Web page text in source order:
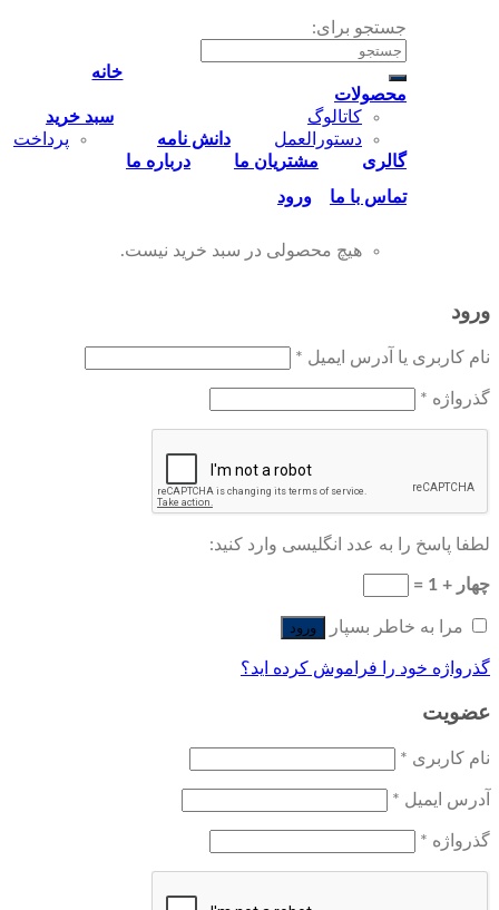
جستجو برای:
خانه
محصولات
کاتالوگ
دستورالعمل
دانش نامه
سبد خرید
پرداخت
گالری
مشتریان ما
درباره ما
تماس‌ با‌ ما
ورود
هیچ محصولی در سبد خرید نیست.
ورود
نام کاربری یا آدرس ایمیل *
گذرواژه *
لطفا پاسخ را به عدد انگلیسی وارد کنید:
چهار + 1 =
مرا به خاطر بسپار ورود
گذرواژه خود را فراموش کرده اید؟
عضویت
نام کاربری *
آدرس ایمیل *
گذرواژه *